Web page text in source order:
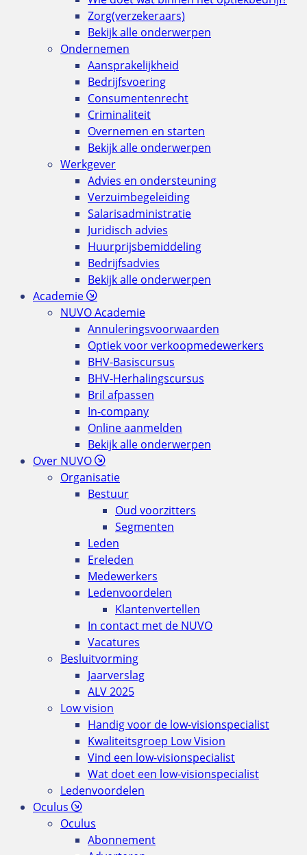
Zorg(verzekeraars)
Bekijk alle onderwerpen
Ondernemen
Aansprakelijkheid
Bedrijfsvoering
Consumentenrecht
Criminaliteit
Overnemen en starten
Bekijk alle onderwerpen
Werkgever
Advies en ondersteuning
Verzuimbegeleiding
Salarisadministratie
Juridisch advies
Huurprijsbemiddeling
Bedrijfsadvies
Bekijk alle onderwerpen
Academie
NUVO Academie
Annuleringsvoorwaarden
Optiek voor verkoopmedewerkers
BHV-Basiscursus
BHV-Herhalingscursus
Bril afpassen
In-company
Online aanmelden
Bekijk alle onderwerpen
Over NUVO
Organisatie
Bestuur
Oud voorzitters
Segmenten
Leden
Ereleden
Medewerkers
Ledenvoordelen
Klantenvertellen
In contact met de NUVO
Vacatures
Besluitvorming
Jaarverslag
ALV 2025
Low vision
Handig voor de low-visionspecialist
Kwaliteitsgroep Low Vision
Vind een low-visionspecialist
Wat doet een low-visionspecialist
Ledenvoordelen
Oculus
Oculus
Abonnement